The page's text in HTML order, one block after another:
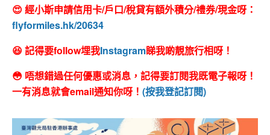
😍 經小斯申請信用卡/戶口/稅貸有額外積分/禮券/現金呀：
flyformiles.hk/20634
😆 記得要follow埋我Instagram睇我啲靚旅行相呀！
😳 唔想錯過任何優惠或消息，記得要訂閱我既電子報呀！
一有消息就會email通知你呀！ (按我登記訂閱)